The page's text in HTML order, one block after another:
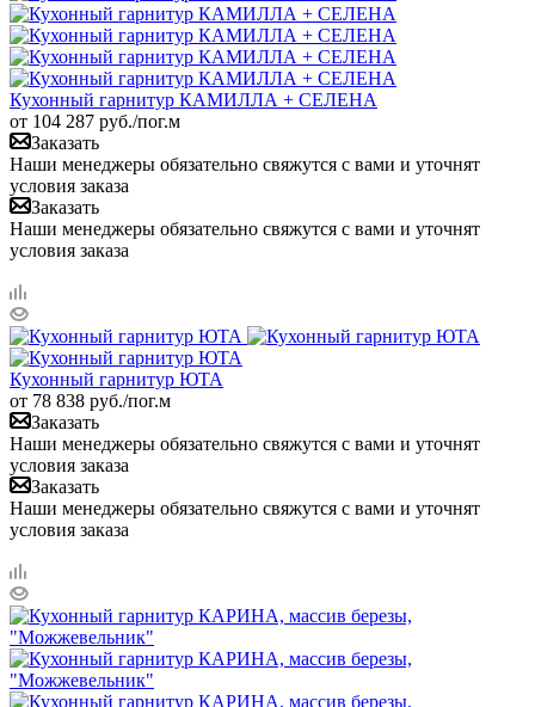
Кухонный гарнитур КАМИЛЛА + СЕЛЕНА
от 104 287 руб./пог.м
Заказать
Наши менеджеры обязательно свяжутся с вами и уточнят
условия заказа
Заказать
Наши менеджеры обязательно свяжутся с вами и уточнят
условия заказа
Кухонный гарнитур ЮТА
от 78 838 руб./пог.м
Заказать
Наши менеджеры обязательно свяжутся с вами и уточнят
условия заказа
Заказать
Наши менеджеры обязательно свяжутся с вами и уточнят
условия заказа